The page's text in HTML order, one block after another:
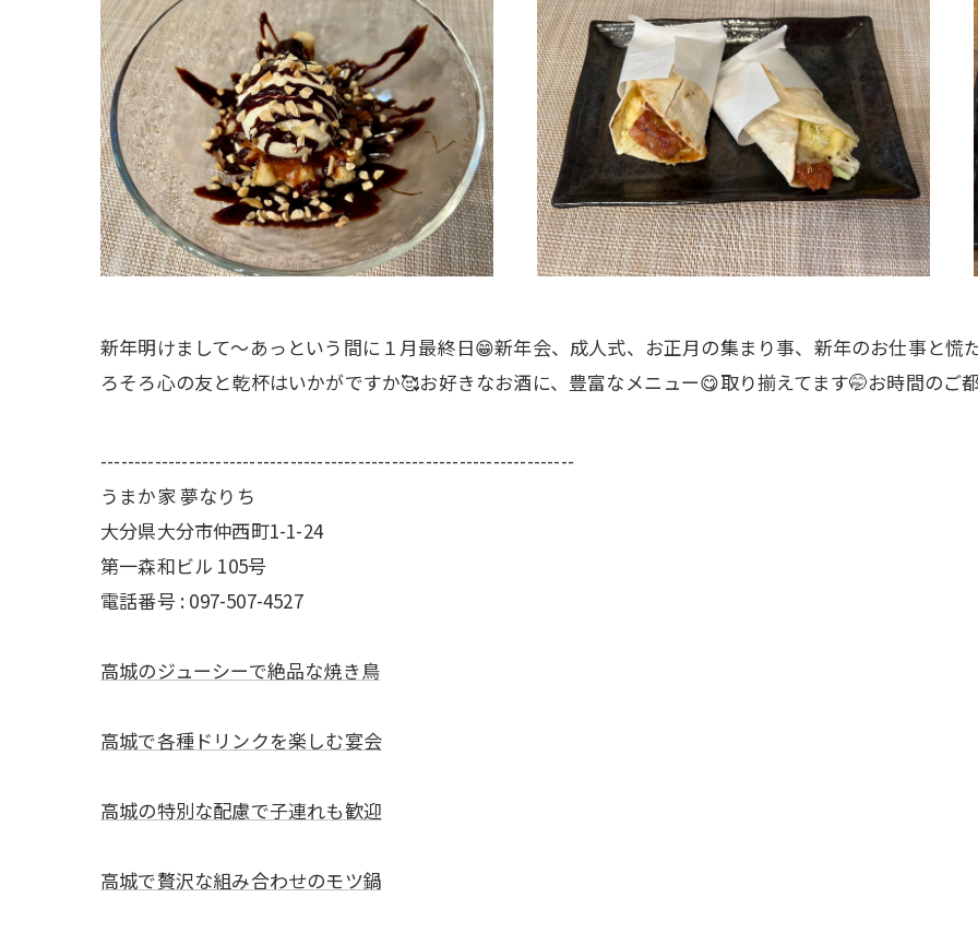
新年明けまして～あっという間に１月最終日😁新年会、成人式、お正月の集まり事、新年のお仕事と慌
ろそろ心の友と乾杯はいかがですか🥰お好きなお酒に、豊富なメニュー😋取り揃えてます🤭お時間の
----------------------------------------------------------------------
うまか家 夢なりち
大分県大分市仲西町1-1-24
第一森和ビル 105号
電話番号 : 097-507-4527
高城のジューシーで絶品な焼き鳥
高城で各種ドリンクを楽しむ宴会
高城の特別な配慮で子連れも歓迎
高城で贅沢な組み合わせのモツ鍋